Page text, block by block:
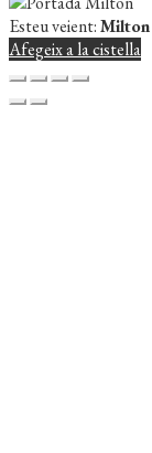
Esteu veient:Milton
Afegeix a la cistella